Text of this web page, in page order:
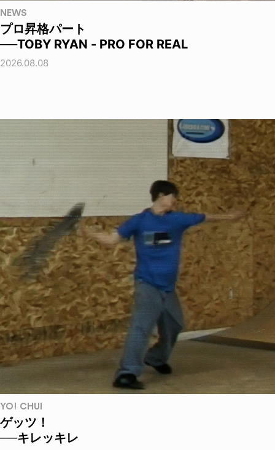
NEWS
プロ昇格パート
──TOBY RYAN - PRO FOR REAL
2026.08.08
YO! CHUI
ゲッツ！
──キレッキレ